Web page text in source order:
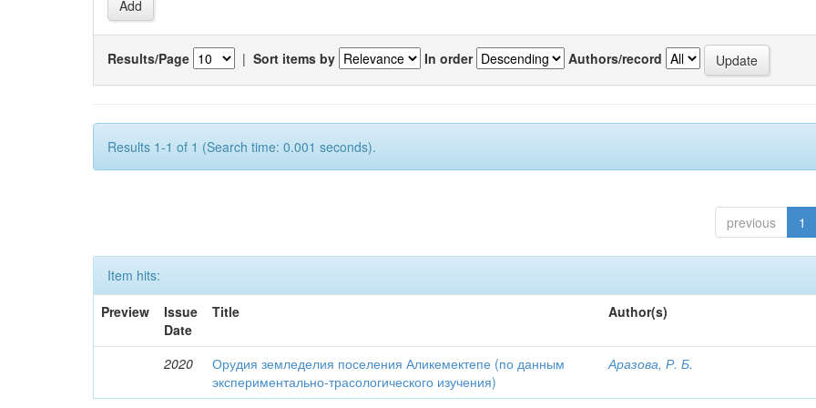
Results/Page | Sort items by In order Authors/record
Results 1-1 of 1 (Search time: 0.001 seconds).
previous 1
Item hits:
Preview
Issue
Date
Title Author(s)
2020
Орудия земледелия поселения Аликемектепе (по данным
экспериментально-трасологического изучения)
Аразова, Р. Б.